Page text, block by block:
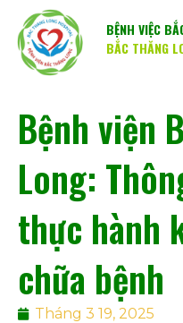
BỆNH VIỆC
BẮC THĂNG
Bệnh viện
Long:
thực hành
chữa bệnh
Tháng 3 19, 2025